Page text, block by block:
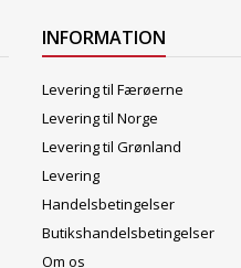
INFORMATION
Levering til Færøerne
Levering til Norge
Levering til Grønland
Levering
Handelsbetingelser
Butikshandelsbetingelser
Om os